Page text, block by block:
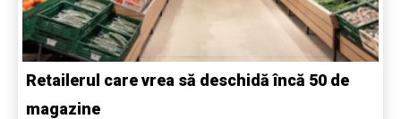
Retailerul care vrea să deschidă încă 50 de
magazine